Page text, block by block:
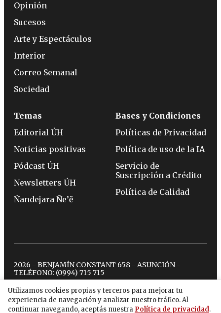
Utilizamos cookies propias y terceros para mejorar tu
experiencia de navegación y analizar nuestro tráfico. Al
continuar navegando, aceptás nuestra Política de privacidad.
Opinión
Sucesos
Arte y Espectáculos
Interior
Correo Semanal
Sociedad
Temas
Editorial ÚH
Noticias positivas
Pódcast ÚH
Newsletters ÚH
Ñandejara Ñe’ẽ
Bases y Condiciones
Políticas de Privacidad
Política de uso de la IA
Servicio de
Suscripción a Crédito
Política de Calidad
2026 - BENJAMÍN CONSTANT 658 - ASUNCIÓN -
TELÉFONO: (0994) 715 715
twitterinstagram
facebook
tiktokyoutubespotify